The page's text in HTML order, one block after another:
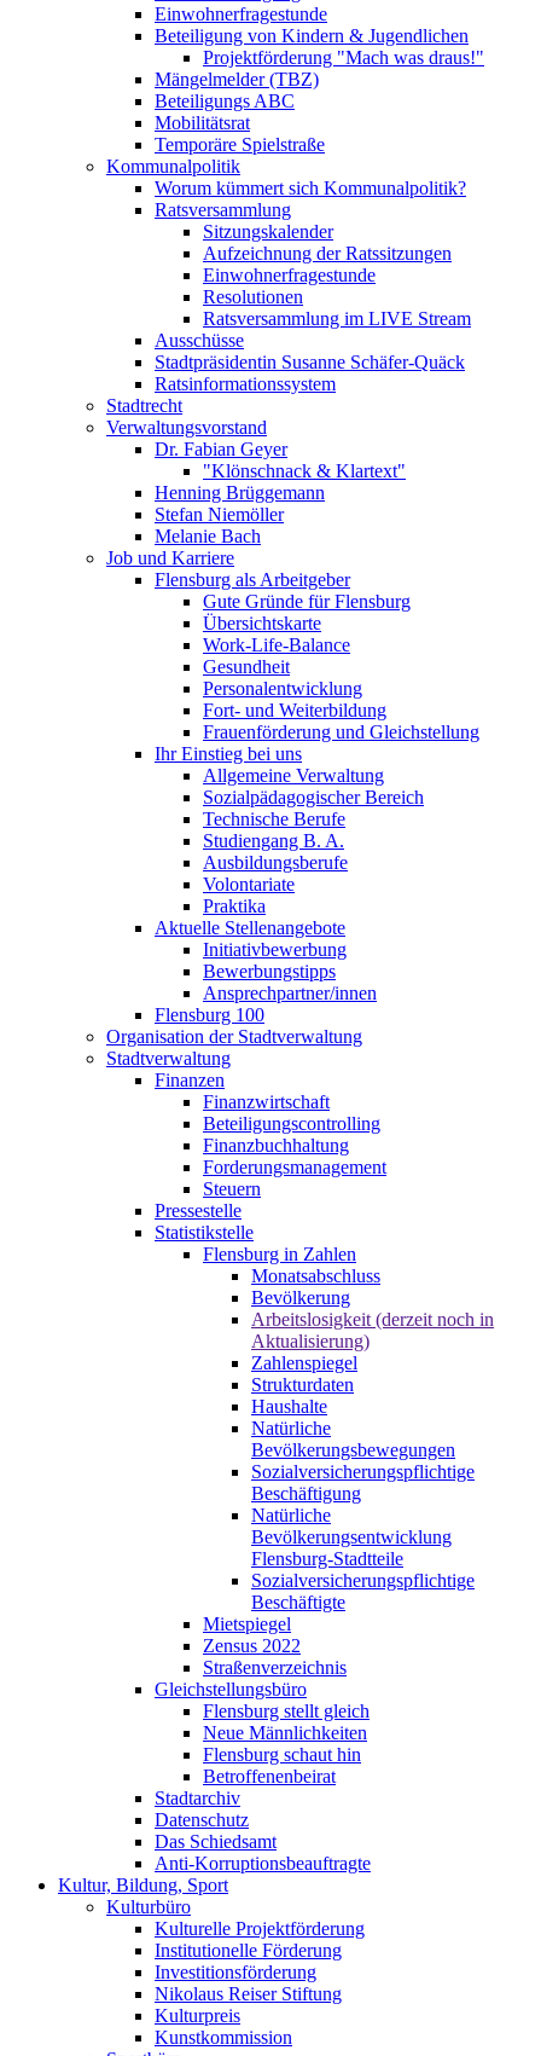
Einwohnerfragestunde
Beteiligung von Kindern & Jugendlichen
Projektförderung "Mach was draus!"
Mängelmelder (TBZ)
Beteiligungs ABC
Mobilitätsrat
Temporäre Spielstraße
Kommunalpolitik
Worum kümmert sich Kommunalpolitik?
Ratsversammlung
Sitzungskalender
Aufzeichnung der Ratssitzungen
Einwohnerfragestunde
Resolutionen
Ratsversammlung im LIVE Stream
Ausschüsse
Stadtpräsidentin Susanne Schäfer-Quäck
Ratsinformationssystem
Stadtrecht
Verwaltungsvorstand
Dr. Fabian Geyer
"Klönschnack & Klartext"
Henning Brüggemann
Stefan Niemöller
Melanie Bach
Job und Karriere
Flensburg als Arbeitgeber
Gute Gründe für Flensburg
Übersichtskarte
Work-Life-Balance
Gesundheit
Personalentwicklung
Fort- und Weiterbildung
Frauenförderung und Gleichstellung
Ihr Einstieg bei uns
Allgemeine Verwaltung
Sozialpädagogischer Bereich
Technische Berufe
Studiengang B. A.
Ausbildungsberufe
Volontariate
Praktika
Aktuelle Stellenangebote
Initiativbewerbung
Bewerbungstipps
Ansprechpartner/innen
Flensburg 100
Organisation der Stadtverwaltung
Stadtverwaltung
Finanzen
Finanzwirtschaft
Beteiligungscontrolling
Finanzbuchhaltung
Forderungsmanagement
Steuern
Pressestelle
Statistikstelle
Flensburg in Zahlen
Monatsabschluss
Bevölkerung
Arbeitslosigkeit (derzeit noch in
Aktualisierung)
Zahlenspiegel
Strukturdaten
Haushalte
Natürliche
Bevölkerungsbewegungen
Sozialversicherungspflichtige
Beschäftigung
Natürliche
Bevölkerungsentwicklung
Flensburg-Stadtteile
Sozialversicherungspflichtige
Beschäftigte
Mietspiegel
Zensus 2022
Straßenverzeichnis
Gleichstellungsbüro
Flensburg stellt gleich
Neue Männlichkeiten
Flensburg schaut hin
Betroffenenbeirat
Stadtarchiv
Datenschutz
Das Schiedsamt
Anti-Korruptionsbeauftragte
Kultur, Bildung, Sport
Kulturbüro
Kulturelle Projektförderung
Institutionelle Förderung
Investitionsförderung
Nikolaus Reiser Stiftung
Kulturpreis
Kunstkommission